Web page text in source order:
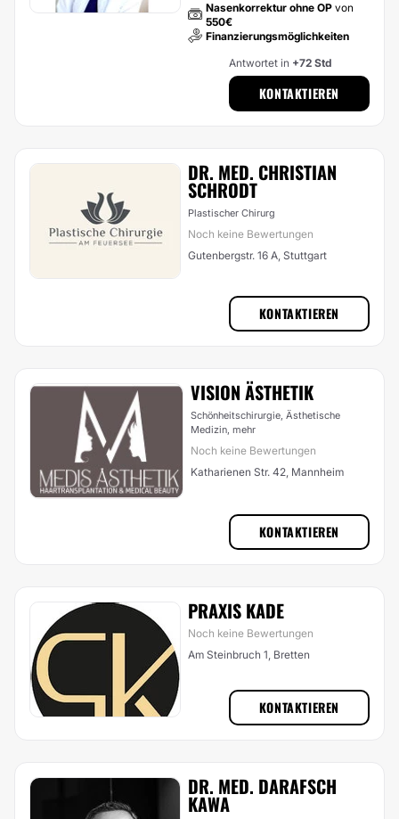
Nasenkorrektur ohne OP von
550€
Finanzierungsmöglichkeiten
Antwortet in +72 Std
KONTAKTIEREN
DR. MED. CHRISTIAN
SCHRODT
Plastischer Chirurg
Noch keine Bewertungen
Gutenbergstr. 16 A, Stuttgart
KONTAKTIEREN
VISION ÄSTHETIK
Schönheitschirurgie, Ästhetische
Medizin, mehr
Noch keine Bewertungen
Katharienen Str. 42, Mannheim
KONTAKTIEREN
PRAXIS KADE
Noch keine Bewertungen
Am Steinbruch 1, Bretten
KONTAKTIEREN
DR. MED. DARAFSCH
KAWA